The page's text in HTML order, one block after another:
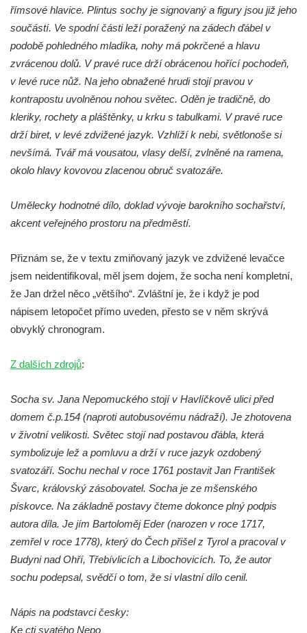
Českých Budějovicích
Pomník Vojtěcha Adalberta Lanny v parku
Na Sadech v Českých Budějovicích
Pomník Přemysla Otakara II. v parku Na
Sadech v Českých Budějovicích
Socha Mateřství v parku Na Sadech v
Českých Budějovicích
Památník Otokara Mokrého v parku Na
Sadech v Českých Budějovicích
Pražské třídě v Českých Budějovicích
Socha Civilizovaní na Husově třídě v
Socha svatého Jana Nepomuckého Na
Sadech u Mlýnské stoky v Českých
Budějovicích
Sochy brouků u Mlýnské stoky v Českých
Budějovicích
Socha svatého Zachariáše na nádvoří
kláštera dominikánů v Českých
Budějovicích
Socha svatého Josefa na nádvoří kláštera
dominikánů v Českých Budějovicích
Socha svaté Anny na nádvoří kláštera
dominikánů v Českých Budějovicích
Socha svatého Dominika na nádvoří
kláštera dominikánů v Českých
Budějovicích
římsové hlavice. Plintus sochy je signovaný a figury jsou již jeho
součástí. Ve spodní části leží poražený na zádech ďábel v
podobě pohledného mladíka, nohy má pokrčené a hlavu
zvrácenou dolů. V pravé ruce drží obrácenou hořící pochodeň,
v levé ruce nůž. Na jeho obnažené hrudi stojí pravou v
kontrapostu uvolněnou nohou světec. Oděn je tradičně, do
kleriky, rochety a pláštěnky, u krku s tabulkami. V pravé ruce
drží biret, v levé zdvižené jazyk. Vzhlíží k nebi, světlonoše si
nevšímá. Tvář má vousatou, vlasy delší, zvlněné na ramena,
okolo hlavy kovovou zlacenou obruč svatozáře.
Umělecky hodnotné dílo, doklad vývoje barokního sochařství,
akcent veřejného prostoru na předměstí.
Přiznám se, že v textu zmiňovaný jazyk ve zdvižené levačce
jsem neidentifikoval, měl jsem dojem, že socha není kompletní,
že Jan držel něco „většího“. Zvláštní je, že i když je pod
nápisem letopočet přímo uveden, přesto se v něm skrývá
obvyklý chronogram.
Z dalších zdrojů:
Socha sv. Jana Nepomuckého stojí v Havlíčkově ulici před
domem č.p.154 (naproti autobusovému nádraží). Je zhotovena
v životní velikosti. Světec stojí nad postavou ďábla, která
symbolizuje lež a pomluvu a drží v ruce jazyk ozdobený
svatozáří. Sochu nechal v roce 1761 postavit Jan František
Švarc, královský zásobovatel. Socha je ze mšenského
pískovce. Na základně postavy čteme dokonce plný podpis
autora díla. Je jím Bartoloměj Eder (narozen v roce 1717,
zemřel v roce 1778), který do Čech přišel z Tyrol a pracoval v
Budyni nad Ohří, Třebívlicích a Libochovicích. To, že autor
sochu podepsal, svědčí o tom, že si vlastní dílo cenil.
Nápis na podstavci česky:
Ke cti svatého Nepo